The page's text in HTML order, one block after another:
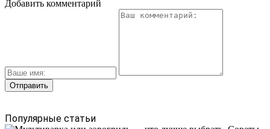
Добавить комментарий
Популярные статьи